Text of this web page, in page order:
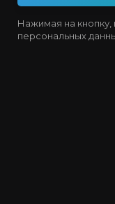
Нажимая на кнопку,
персональных